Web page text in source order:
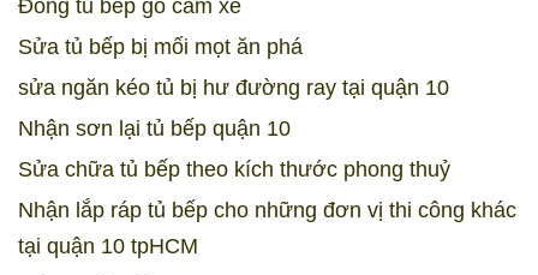
Đóng tủ bếp gỗ căm xe
Sửa tủ bếp bị mối mọt ăn phá
sửa ngăn kéo tủ bị hư đường ray tại quận 10
Nhận sơn lại tủ bếp quận 10
Sửa chữa tủ bếp theo kích thước phong thuỷ
Nhận lắp ráp tủ bếp cho những đơn vị thi công khác
tại quận 10 tpHCM